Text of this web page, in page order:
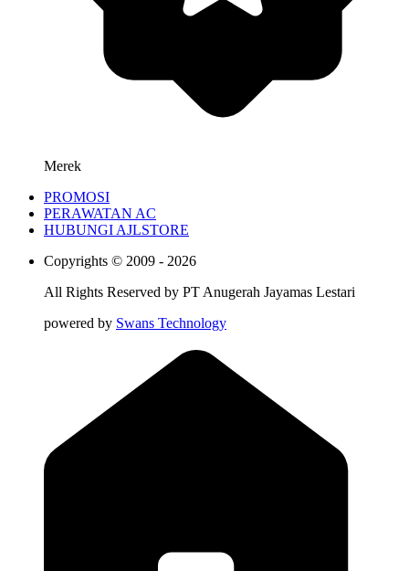
Merek
PROMOSI
PERAWATAN AC
HUBUNGI AJLSTORE
Copyrights © 2009 - 2026
All Rights Reserved by PT Anugerah Jayamas Lestari
powered by Swans Technology